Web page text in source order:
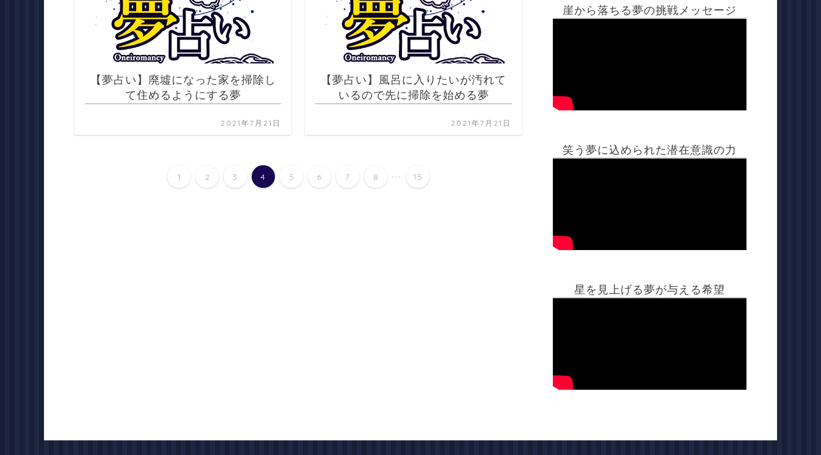
【夢占い】廃墟になった家を掃除し
て住めるようにする夢
2021年7月21日
【夢占い】風呂に入りたいが汚れて
いるので先に掃除を始める夢
2021年7月21日
1 2 3 4 5 6 7 8 ... 15
崖から落ちる夢の挑戦メッセージ
笑う夢に込められた潜在意識の力
星を見上げる夢が与える希望